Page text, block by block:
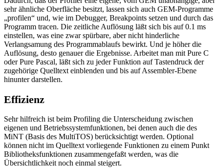
sehr ähnliche Oberfläche besitzt, lassen sich auch GEM-Programme
„profilen“ und, wie im Debugger, Breakpoints setzen und durch das
Programm tracen. Die zeitliche Auflösung läßt sich bis auf 0.1 ms
einstellen, was eine zwar spürbare, aber nicht hinderliche
Verlangsamung des Programmablaufs bewirkt. Und je höher die
Auflösung, desto genauer die Ergebnisse. Arbeitet man mit Pure C
oder Pure Pascal, läßt sich zu jeder Funktion auf Tastendruck der
zugehörige Quelltext einblenden und bis auf Assembler-Ebene
hinunter darstellen.
Effizienz
Sehr hilfreich ist beim Profiling die Unterscheidung zwischen
eigenen und Betriebssystemfunktionen, bei denen auch die des
MiNT (Basis des MultiTOS) berücksichtigt werden. Optional
können nicht im Quelltext vorliegende Funktionen zu einem Punkt
Bibliotheksfunktionen zusammengefaßt werden, was die
Übersichtlichkeit noch einmal steigert.